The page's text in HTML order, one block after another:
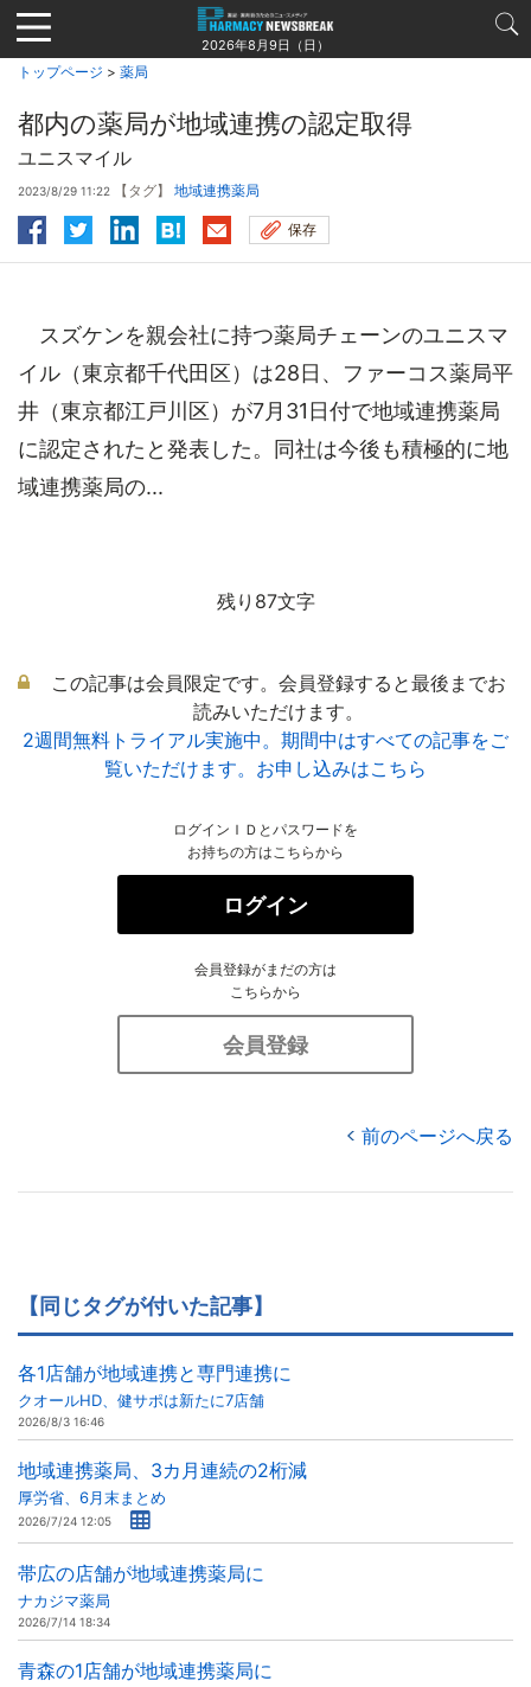
Jump
to
navigation
2026年8月9日（日）
トップページ > 薬局
都内の薬局が地域連携の認定取得
ユニスマイル
2023/8/29 11:22 【タグ】 地域連携薬局
保存
スズケンを親会社に持つ薬局チェーンのユニスマ
イル（東京都千代田区）は28日、ファーコス薬局平
井（東京都江戸川区）が7月31日付で地域連携薬局
に認定されたと発表した。同社は今後も積極的に地
域連携薬局の...
残り87文字
この記事は会員限定です。会員登録すると最後までお
読みいただけます。
2週間無料トライアル実施中。期間中はすべての記事をご
覧いただけます。お申し込みはこちら
ログインＩＤとパスワードを
お持ちの方はこちらから
ログイン
会員登録がまだの方は
こちらから
会員登録
前のページへ戻る
【同じタグが付いた記事】
各1店舗が地域連携と専門連携に
クオールHD、健サポは新たに7店舗
2026/8/3 16:46
地域連携薬局、3カ月連続の2桁減
厚労省、6月末まとめ
2026/7/24 12:05
帯広の店舗が地域連携薬局に
ナカジマ薬局
2026/7/14 18:34
青森の1店舗が地域連携薬局に